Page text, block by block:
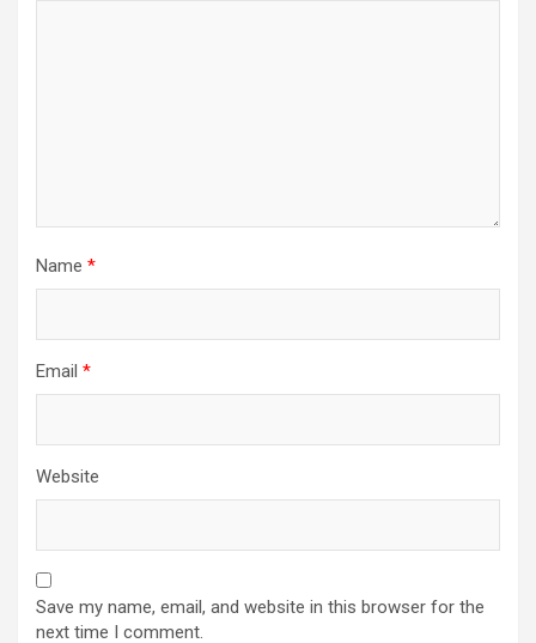
Name *
Email *
Website
Save my name, email, and website in this browser for the
next time I comment.